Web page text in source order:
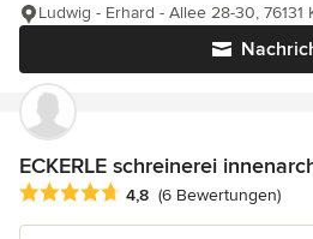
Ludwig - Erhard - Allee 28-30, 76131
ECKERLE schreinerei
Durchschnittliche Bewertung: 4.8
4,8 (6 Bewertungen)